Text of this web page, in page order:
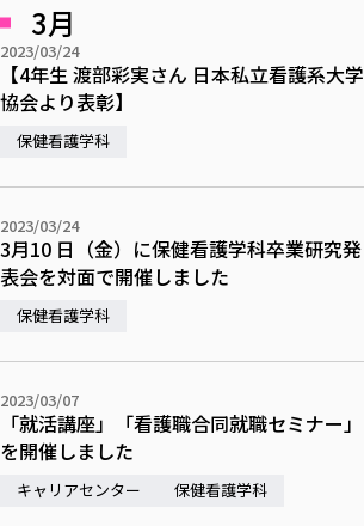
3月
2023/03/24
【4年生 渡部彩実さん 日本私立看護系大学
協会より表彰】
保健看護学科
2023/03/24
3月10 日（金）に保健看護学科卒業研究発
表会を対面で開催しました
保健看護学科
2023/03/07
「就活講座」「看護職合同就職セミナー」
を開催しました
キャリアセンター 保健看護学科